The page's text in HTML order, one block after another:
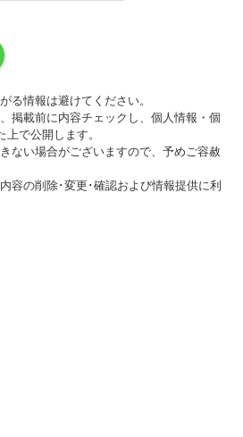
る情報は避けてください。
掲載前に内容チェックし、個人情報・個
で公開します。
ない場合がございますので、予めご容赦
容の削除･変更･確認および情報提供に利